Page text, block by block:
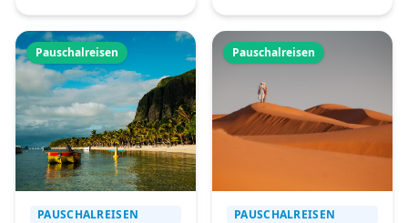
Pauschalreisen
PAUSCHALREISEN
Pauschalreisen
PAUSCHALREISEN